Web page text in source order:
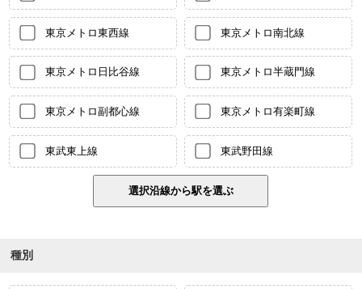
東京メトロ東西線 東京メトロ南北線
東京メトロ日比谷線 東京メトロ半蔵門線
東京メトロ副都心線 東京メトロ有楽町線
東武東上線 東武野田線
種別